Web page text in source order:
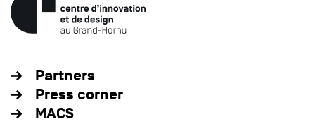
Partners
Press corner
MACS